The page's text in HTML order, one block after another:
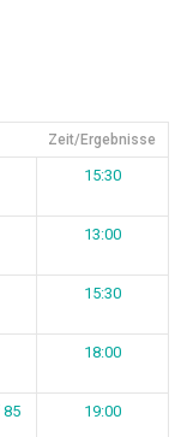
Zeit/Ergebnisse
15:30
13:00
15:30
18:00
19:00